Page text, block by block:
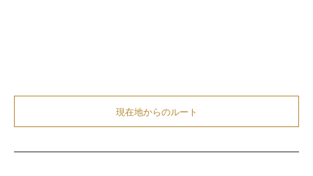
現在地からのルート